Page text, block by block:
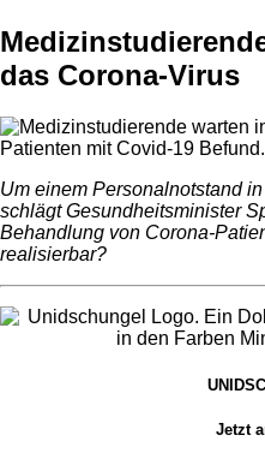
das Corona-Virus
Um einem Personalnotstand
schlägt Gesundheitsminister
Behandlung von Corona-
realisierbar?
Jetzt